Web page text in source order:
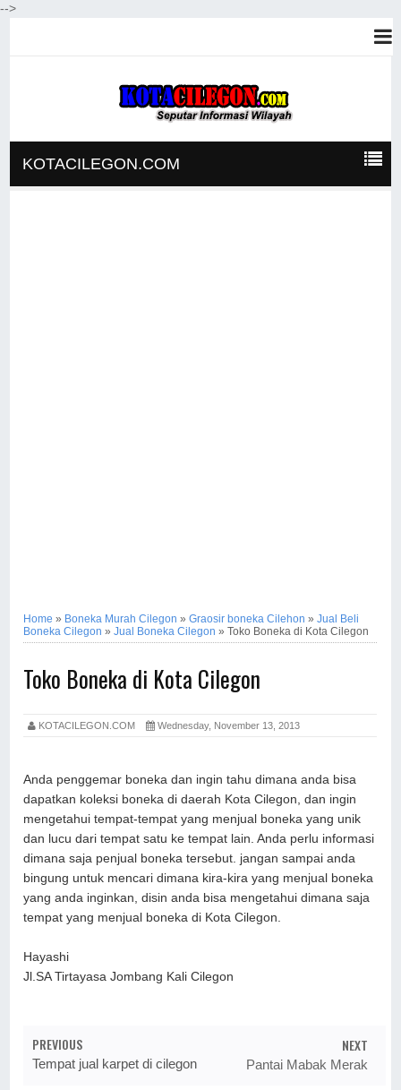
-->
KOTACILEGON.COM
Home » Boneka Murah Cilegon »Graosir boneka Cilehon »Jual Beli
Boneka Cilegon »Jual Boneka Cilegon »Toko Boneka di Kota Cilegon
Toko Boneka di Kota Cilegon
KOTACILEGON.COM Wednesday, November 13, 2013
Anda penggemar boneka dan ingin tahu dimana anda bisa
dapatkan koleksi boneka di daerah Kota Cilegon, dan ingin
mengetahui tempat-tempat yang menjual boneka yang unik
dan lucu dari tempat satu ke tempat lain. Anda perlu informasi
dimana saja penjual boneka tersebut. jangan sampai anda
bingung untuk mencari dimana kira-kira yang menjual boneka
yang anda inginkan, disin anda bisa mengetahui dimana saja
tempat yang menjual boneka di Kota Cilegon.
Hayashi
Jl.SA Tirtayasa Jombang Kali Cilegon
PREVIOUS
Tempat jual karpet di cilegon
NEXT
Pantai Mabak Merak